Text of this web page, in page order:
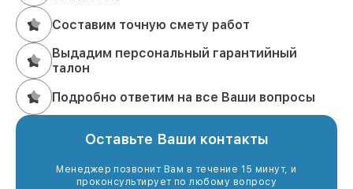
Составим точную смету работ
Выдадим персональный гарантийный
талон
Подробно ответим на все Ваши вопросы
Оставьте Ваши контакты
Менеджер позвонит Вам в течение 15 минут, и
проконсультирует по любому вопросу